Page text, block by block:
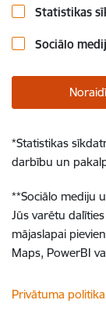
Statistikas
Sociālo
*Statistikas
darbību un
**Sociālo mediju
Jūs varētu
mājaslapai
Maps, PowerBI
Privātuma politika